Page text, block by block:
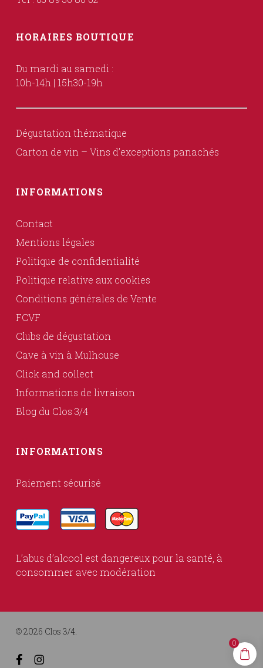
HORAIRES BOUTIQUE
Du mardi au samedi :
10h-14h | 15h30-19h
Dégustation thématique
Carton de vin – Vins d’exceptions panachés
INFORMATIONS
Contact
Mentions légales
Politique de confidentialité
Politique relative aux cookies
Conditions générales de Vente
FCVF
Clubs de dégustation
Cave à vin à Mulhouse
Click and collect
Informations de livraison
Blog du Clos 3/4
INFORMATIONS
Paiement sécurisé
L’abus d’alcool est dangereux pour la santé, à
consommer avec modération
© 2026 Clos 3/4.
facebookinstagram
0